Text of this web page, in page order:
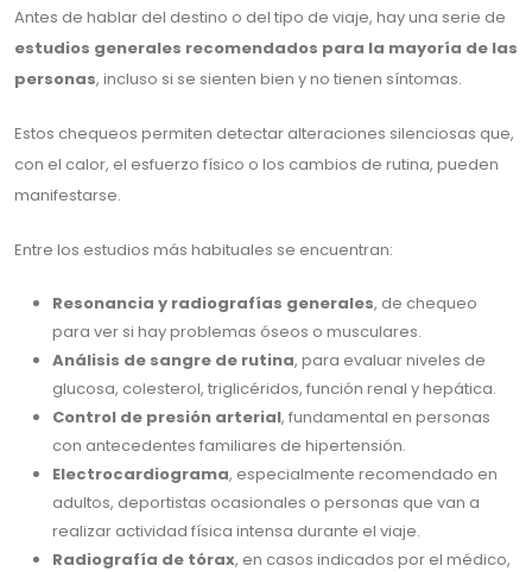
Antes de hablar del destino o del tipo de viaje, hay una serie de
estudios generales recomendados para la mayoría de las
personas, incluso si se sienten bien y no tienen síntomas.
Estos chequeos permiten detectar alteraciones silenciosas que,
con el calor, el esfuerzo físico o los cambios de rutina, pueden
manifestarse.
Entre los estudios más habituales se encuentran:
Resonancia y radiografías generales, de chequeo
para ver si hay problemas óseos o musculares.
Análisis de sangre de rutina, para evaluar niveles de
glucosa, colesterol, triglicéridos, función renal y hepática.
Control de presión arterial, fundamental en personas
con antecedentes familiares de hipertensión.
Electrocardiograma, especialmente recomendado en
adultos, deportistas ocasionales o personas que van a
realizar actividad física intensa durante el viaje.
Radiografía de tórax, en casos indicados por el médico,